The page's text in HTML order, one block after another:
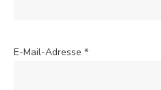
E-Mail-Adresse *